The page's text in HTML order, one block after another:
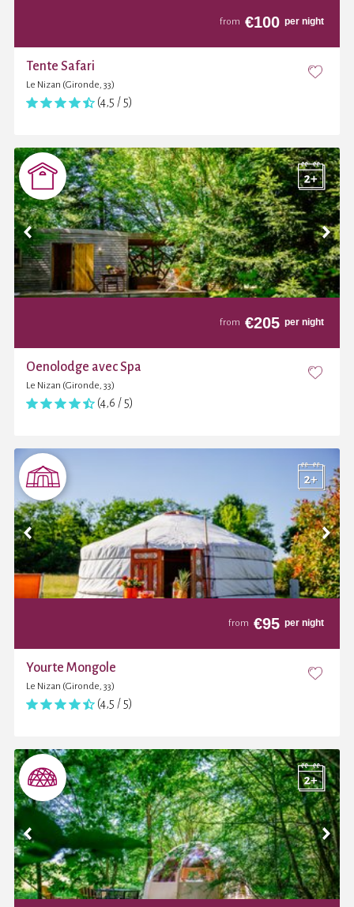
from €100 per night
Tente Safari
Le Nizan (Gironde, 33)
(4,5 / 5)
from €205 per night
Oenolodge avec Spa
Le Nizan (Gironde, 33)
(4,6 / 5)
from €95 per night
Yourte Mongole
Le Nizan (Gironde, 33)
(4,5 / 5)